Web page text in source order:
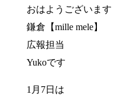
おはようございます
鎌倉【mille mele】
広報担当
Yukoです
1月7日は